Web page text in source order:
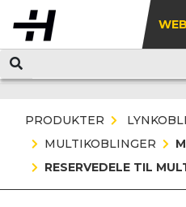
PRODUKTER
MULTIKOBLINGER
RESERVEDELE TIL